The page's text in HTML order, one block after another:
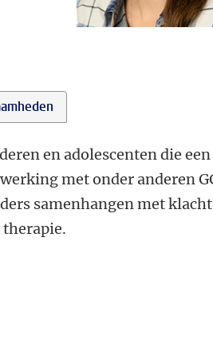
en adolescenten die een
met onder anderen
samenhangen met